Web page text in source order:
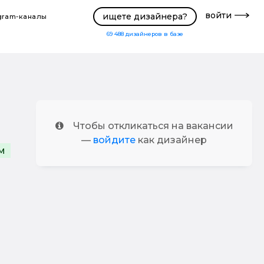
каналы ищете дизайнера?
69 488 дизайнеров в базе
войти
Чтобы откликаться на вакансии
— войдите как дизайнер